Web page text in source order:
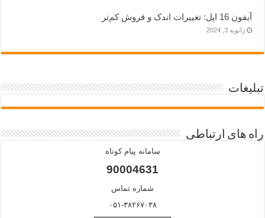
آیفون 16 اپل: تغییرات اندک و فروش کم‌تر
ژانویه 3, 2024
تبلیغات
راه های ارتباطی
سامانه پیام کوتاه
90004631
شماره تماس
۰۵۱-۳۸۲۶۷۰۳۸